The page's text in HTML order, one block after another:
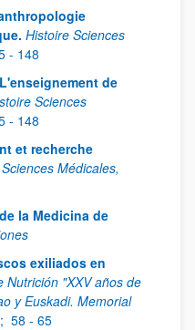
Histoire Sciences
- 148
L'enseignement de
Sciences
- 148
et recherche
Médicales,
la Medicina de
exiliados en
Nutrición "XXV años de
y Euskadi. Memorial
58 - 65